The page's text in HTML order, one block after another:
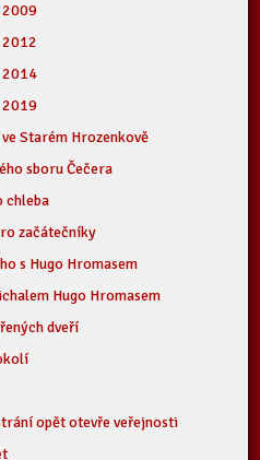
2009
2014
2019
Starém Hrozenkově
sboru Čečera
chleba
začátečníky
s Hugo Hromasem
Hugo Hromasem
dveří
opět otevře veřejnosti